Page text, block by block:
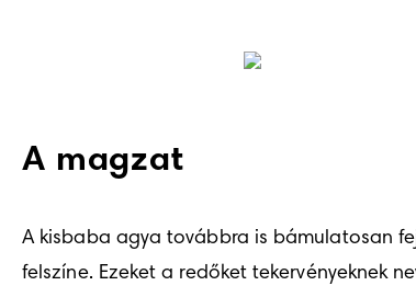
A magzat
A kisbaba agya továbbra is bámulatosan
felszíne. Ezeket a redőket tekervényeknek